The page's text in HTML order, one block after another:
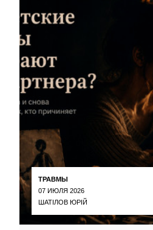
ТРАВМЫ
07 ИЮЛЯ 2026
ШАТІЛОВ ЮРІЙ